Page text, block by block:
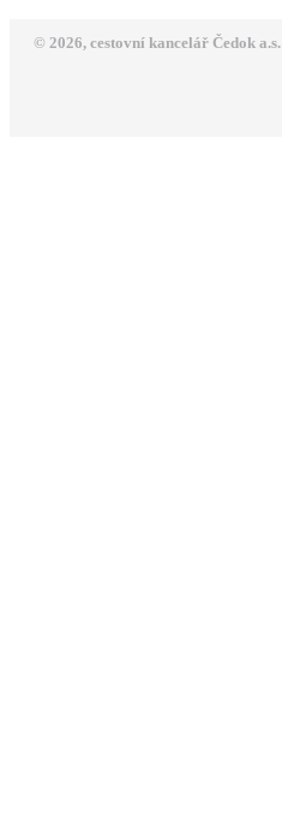
© 2026, cestovní kancelář Čedok a.s.